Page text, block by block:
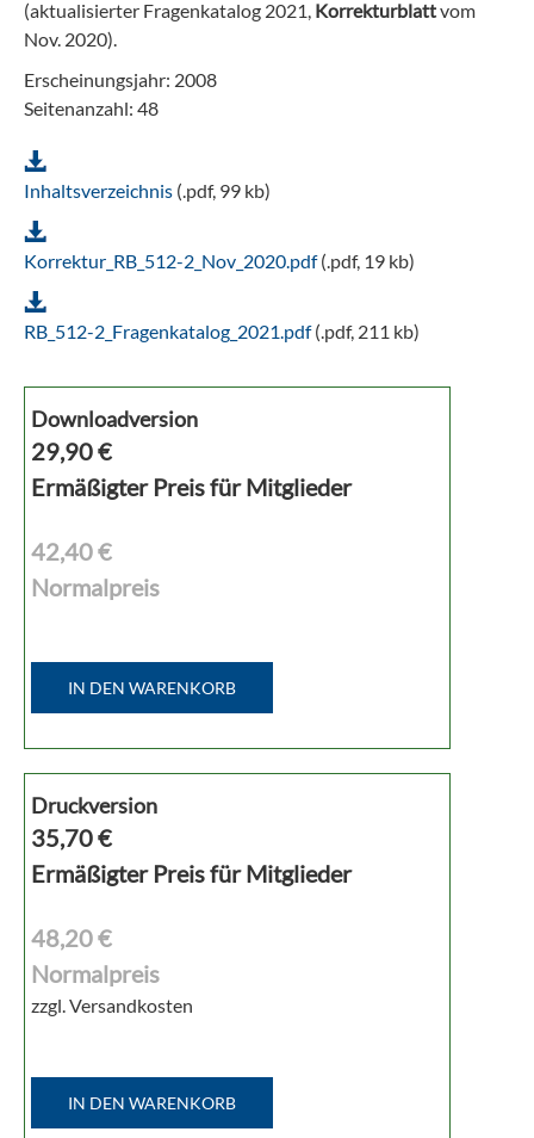
(aktualisierter Fragenkatalog 2021, Korrekturblattvom
Nov. 2020).
Erscheinungsjahr: 2008
Seitenanzahl: 48
Inhaltsverzeichnis (.pdf, 99 kb)
Korrektur_RB_512-2_Nov_2020.pdf(.pdf, 19 kb)
RB_512-2_Fragenkatalog_2021.pdf(.pdf, 211 kb)
Downloadversion
29,90€
Ermäßigter Preis für Mitglieder
42,40 €
Normalpreis
IN DEN WARENKORB
Druckversion
35,70€
Ermäßigter Preis für Mitglieder
48,20 €
Normalpreis
zzgl. Versandkosten
IN DEN WARENKORB